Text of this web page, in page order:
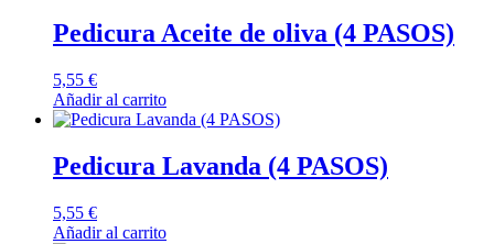
Pedicura Aceite de oliva (4 PASOS)
5,55 €
Añadir al carrito
Pedicura Lavanda (4 PASOS)
5,55 €
Añadir al carrito